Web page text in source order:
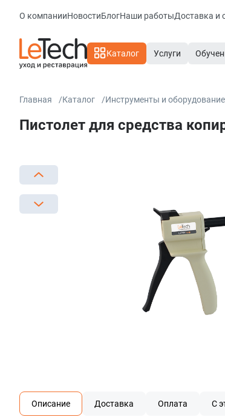
О компанииНовостиБлогНаши работыДоставка и
Каталог Услуги
Главная Каталог Инструменты и оборудование
Пистолет для средства
Описание Доставка Оплата С